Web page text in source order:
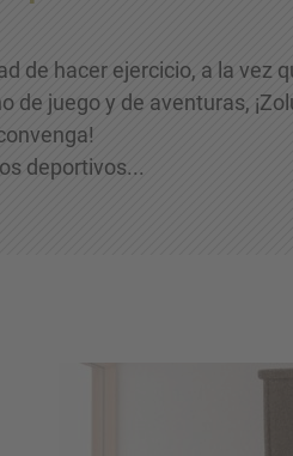
de hacer ejercicio, a la vez
juego y de aventuras,
deportivos...